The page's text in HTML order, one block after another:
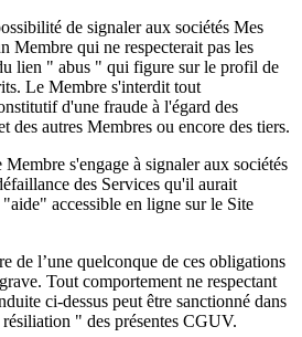
de signaler aux sociétés Mes
Membre qui ne respecterait pas les
lien " abus " qui figure sur le profil de
Le Membre s'interdit tout
d'une fraude à l'égard des
des autres Membres ou encore des tiers.
s'engage à signaler aux sociétés
des Services qu'il aurait
accessible en ligne sur le Site
de l’une quelconque de ces obligations
Tout comportement ne respectant
ci-dessus peut être sanctionné dans
" des présentes CGUV.